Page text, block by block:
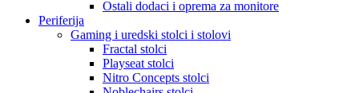
Ostali dodaci i oprema za monitore
Periferija
Gaming i uredski stolci i stolovi
Fractal stolci
Playseat stolci
Nitro Concepts stolci